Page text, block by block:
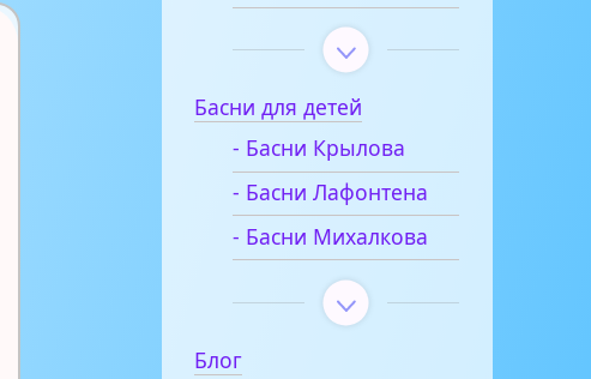
Басни для детей
- Басни Крылова
- Басни Лафонтена
- Басни Михалкова
Блог